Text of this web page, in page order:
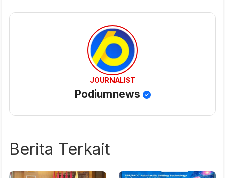
JOURNALIST
Podiumnews
Berita Terkait